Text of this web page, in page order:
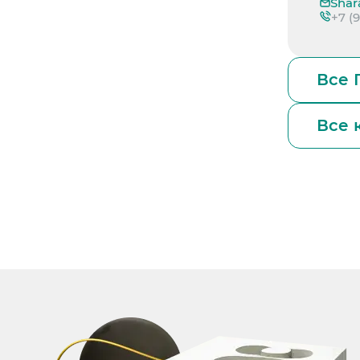
+7
Все
Все